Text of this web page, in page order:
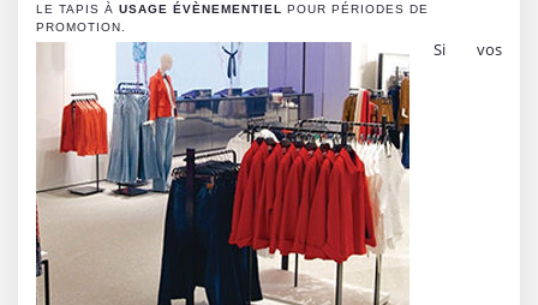
LE TAPIS À USAGE ÉVÈNEMENTIEL POUR PÉRIODES DE
PROMOTION.
Si vos